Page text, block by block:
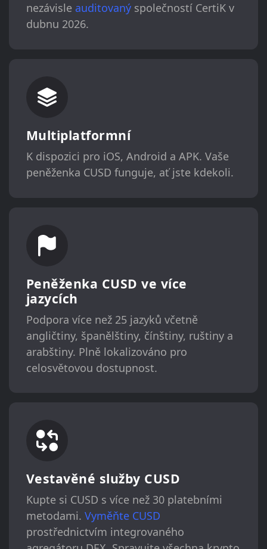
nezávisle auditovanýspolečností CertiK v
dubnu 2026.
Multiplatformní
K dispozici pro iOS, Android a APK. Vaše
peněženka CUSD funguje, ať jste kdekoli.
Peněženka CUSD ve více
jazycích
Podpora více než 25 jazyků včetně
angličtiny, španělštiny, čínštiny, ruštiny a
arabštiny. Plně lokalizováno pro
celosvětovou dostupnost.
Vestavěné služby CUSD
Kupte si CUSD s více než 30 platebními
metodami. Vyměňte CUSD
prostřednictvím integrovaného